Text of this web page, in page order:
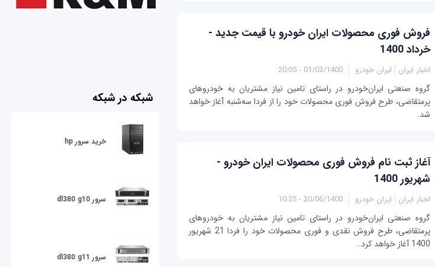
فروش فوری محصولات ایران خودرو با قیمت جدید -
خرداد 1400
اخبار ایران ایران خودرو 01/03/1400 - 20:05
گروه صنعتی ایران‌خودرو در راستای تامین نیاز مشتریان به خودروهای
پرمتقاضی، طرح فروش فوری محصولات خود را از فردا سه‌شنبه آغاز خواهد
شد.
آغاز ثبت نام فروش فوری محصولات ایران خودرو -
شهریور 1400
اخبار ایران ایران خودرو 20/06/1400 - 10:25
گروه صنعتی ایران‌خودرو در راستای تامین نیاز مشتریان به خودروهای
پرمتقاضی، طرح فروش نقدی و فوری محصولات خود را فردا 21 شهریور
1400 آغاز خواهد کرد.
شبکه در شبکه
خرید سرور hp
سرور dl380 g10
سرور dl380 g11